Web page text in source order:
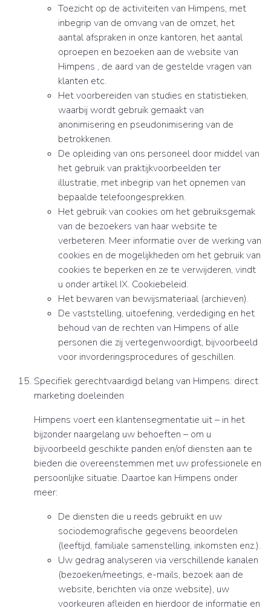
Toezicht op de activiteiten van Himpens, met
inbegrip van de omvang van de omzet, het
aantal afspraken in onze kantoren, het aantal
oproepen en bezoeken aan de website van
Himpens , de aard van de gestelde vragen van
klanten etc.
Het voorbereiden van studies en statistieken,
waarbij wordt gebruik gemaakt van
anonimisering en pseudonimisering van de
betrokkenen.
De opleiding van ons personeel door middel van
het gebruik van praktijkvoorbeelden ter
illustratie, met inbegrip van het opnemen van
bepaalde telefoongesprekken.
Het gebruik van cookies om het gebruiksgemak
van de bezoekers van haar website te
verbeteren. Meer informatie over de werking van
cookies en de mogelijkheden om het gebruik van
cookies te beperken en ze te verwijderen, vindt
u onder artikel IX. Cookiebeleid.
Het bewaren van bewijsmateriaal (archieven).
De vaststelling, uitoefening, verdediging en het
behoud van de rechten van Himpens of alle
personen die zij vertegenwoordigt, bijvoorbeeld
voor invorderingsprocedures of geschillen.
Specifiek gerechtvaardigd belang van Himpens: direct
marketing doeleinden
Himpens voert een klantensegmentatie uit – in het
bijzonder naargelang uw behoeften – om u
bijvoorbeeld geschikte panden en/of diensten aan te
bieden die overeenstemmen met uw professionele en
persoonlijke situatie. Daartoe kan Himpens onder
meer:
De diensten die u reeds gebruikt en uw
sociodemografische gegevens beoordelen
(leeftijd, familiale samenstelling, inkomsten enz.).
Uw gedrag analyseren via verschillende kanalen
(bezoeken/meetings, e-mails, bezoek aan de
website, berichten via onze website), uw
voorkeuren afleiden en hierdoor de informatie en